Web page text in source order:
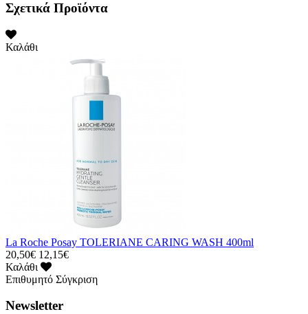
Σχετικά Προϊόντα
Καλάθι
La Roche Posay TOLERIANE CARING WASH 400ml
20,50€ 12,15€
Καλάθι
Επιθυμητό Σύγκριση
Newsletter